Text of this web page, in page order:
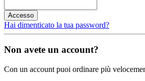
Accesso
Hai dimenticato la tua password?
Non avete un account?
Con un account puoi ordinare più